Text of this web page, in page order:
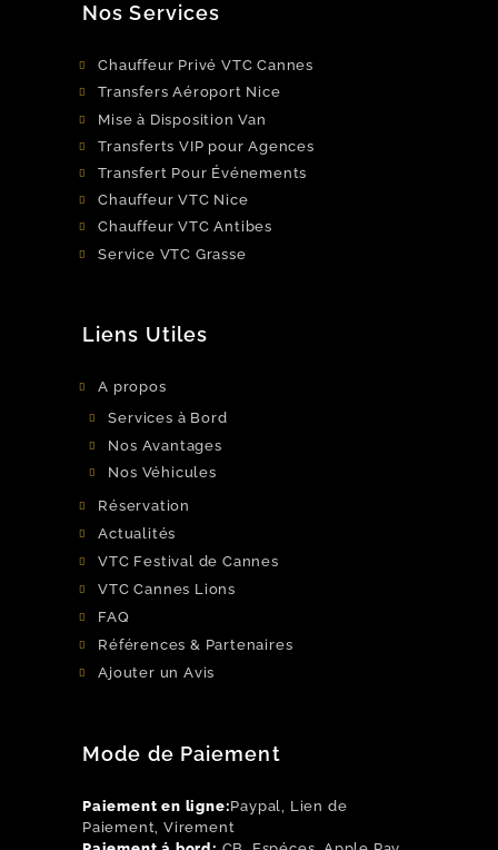
Nos Services
Chauffeur Privé VTC Cannes
Transfers Aéroport Nice
Mise à Disposition Van
Transferts VIP pour Agences
Transfert Pour Événements
Chauffeur VTC Nice
Chauffeur VTC Antibes
Service VTC Grasse
Liens Utiles
A propos
Services à Bord
Nos Avantages
Nos Véhicules
Réservation
Actualités
VTC Festival de Cannes
VTC Cannes Lions
FAQ
Références & Partenaires
Ajouter un Avis
Mode de Paiement
Paiement en ligne:Paypal, Lien de
Paiement, Virement